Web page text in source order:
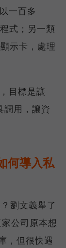
一百多
式；另一類
示卡，處理
目標是讓
調用，讓資
何導入私
劉文義舉了
公司原本想
，但很快遇